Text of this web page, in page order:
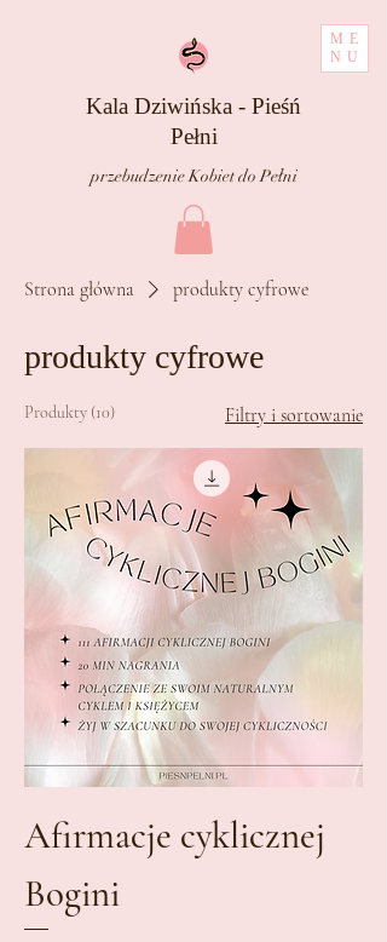
ME
NU
Kala Dziwińska - Pieśń
Pełni
przebudzenie Kobiet do Pełni
Strona główna produkty cyfrowe
produkty cyfrowe
Produkty (10) Filtry i sortowanie
Afirmacje cyklicznej
Bogini